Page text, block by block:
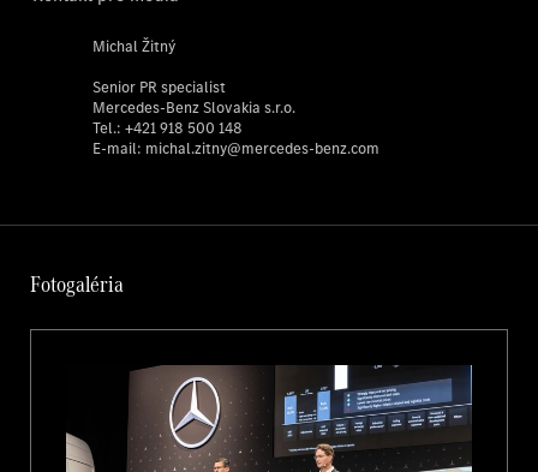
„V roku 2023 sme dôsledne pokračovali v transformácii: na cesty sa
nám podarilo dostať elektrické a digitálne inovácie, rozšírili sme
výrobu elektrických vozidiel a dosiahli solídne finančné výsledky.
Dosiahli sme to vďaka nášmu tímu, ktorý v náročných časoch opäť
s veľkým nasadením realizoval vytýčenú stratégiu. Medzi
najvýznamnejšie udalosti patrilo uvedenie nových produktov,
napríklad modelu eSprinter a novej Triedy E. S cieľom udržať značku
Mercedes-Benz Group 4. štvrťrok
Obrat* 40 261
Michal Žitný
Senior PR specialist
Mercedes-Benz Slovakia s.r.o.
Tel.: +421 918 500 148
E-mail: michal.zitny@mercedes-benz.com
Fotogaléria